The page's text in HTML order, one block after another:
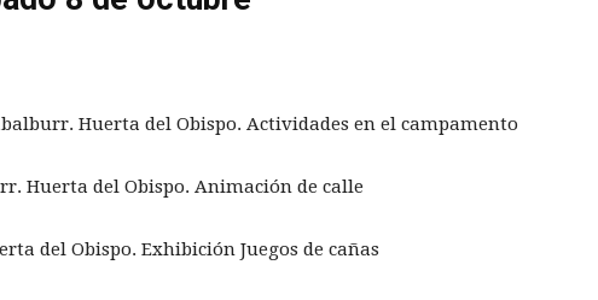
Huerta del Obispo. Actividades en el campamento
Huerta del Obispo. Animación de calle
del Obispo. Exhibición Juegos de cañas